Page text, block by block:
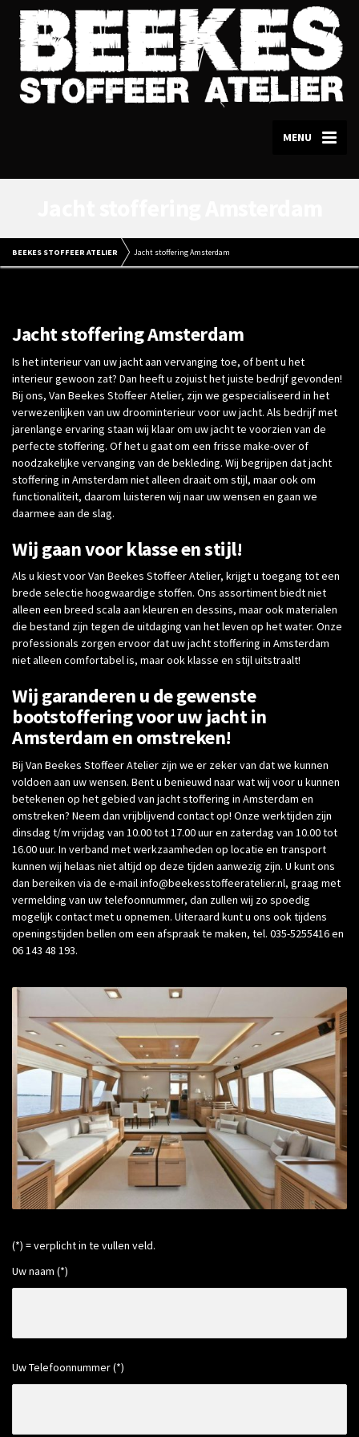
MENU
BEEKES STOFFEER ATELIER Jacht stoffering Amsterdam
Jacht stoffering Amsterdam
Is het interieur van uw jacht aan vervanging toe, of bent u het
interieur gewoon zat? Dan heeft u zojuist het juiste bedrijf gevonden!
Bij ons, Van Beekes Stoffeer Atelier, zijn we gespecialiseerd in het
verwezenlijken van uw droominterieur voor uw jacht. Als bedrijf met
jarenlange ervaring staan wij klaar om uw jacht te voorzien van de
perfecte stoffering. Of het u gaat om een frisse make-over of
noodzakelijke vervanging van de bekleding. Wij begrijpen dat jacht
stoffering in Amsterdam niet alleen draait om stijl, maar ook om
functionaliteit, daarom luisteren wij naar uw wensen en gaan we
daarmee aan de slag.
Wij gaan voor klasse en stijl!
Als u kiest voor Van Beekes Stoffeer Atelier, krijgt u toegang tot een
brede selectie hoogwaardige stoffen. Ons assortiment biedt niet
alleen een breed scala aan kleuren en dessins, maar ook materialen
die bestand zijn tegen de uitdaging van het leven op het water. Onze
professionals zorgen ervoor dat uw jacht stoffering in Amsterdam
niet alleen comfortabel is, maar ook klasse en stijl uitstraalt!
Wij garanderen u de gewenste
bootstoffering voor uw jacht in
Amsterdam en omstreken!
Bij Van Beekes Stoffeer Atelier zijn we er zeker van dat we kunnen
voldoen aan uw wensen. Bent u benieuwd naar wat wij voor u kunnen
betekenen op het gebied van jacht stoffering in Amsterdam en
omstreken? Neem dan vrijblijvend contact op! Onze werktijden zijn
dinsdag t/m vrijdag van 10.00 tot 17.00 uur en zaterdag van 10.00 tot
16.00 uur. In verband met werkzaamheden op locatie en transport
kunnen wij helaas niet altijd op deze tijden aanwezig zijn. U kunt ons
dan bereiken via de e-mail info@beekesstoffeeratelier.nl, graag met
vermelding van uw telefoonnummer, dan zullen wij zo spoedig
mogelijk contact met u opnemen. Uiteraard kunt u ons ook tijdens
openingstijden bellen om een afspraak te maken, tel. 035-5255416 en
06 143 48 193.
(*) = verplicht in te vullen veld.
Uw naam (*)
Uw Telefoonnummer (*)